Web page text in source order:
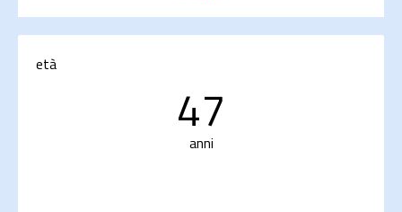
età
47
anni